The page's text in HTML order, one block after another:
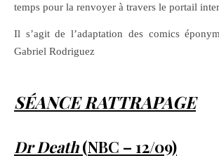
temps pour la renvoyer à travers le portail
Il s’agit de l’adaptation des comics
Gabriel Rodriguez
SÉANCE RATTRAPAGE
Dr Death(NBC – 12/09)